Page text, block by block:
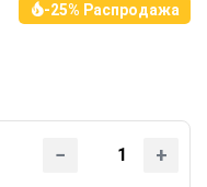
-25% Распродажа